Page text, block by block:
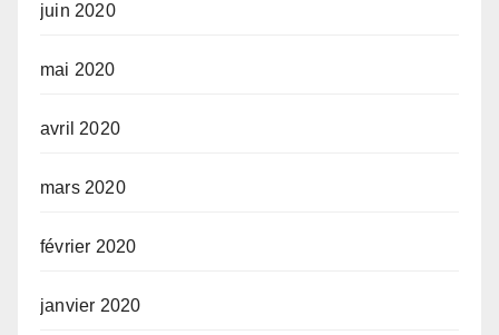
juin 2020
mai 2020
avril 2020
mars 2020
février 2020
janvier 2020